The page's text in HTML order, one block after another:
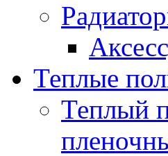
Теплые
Теплый